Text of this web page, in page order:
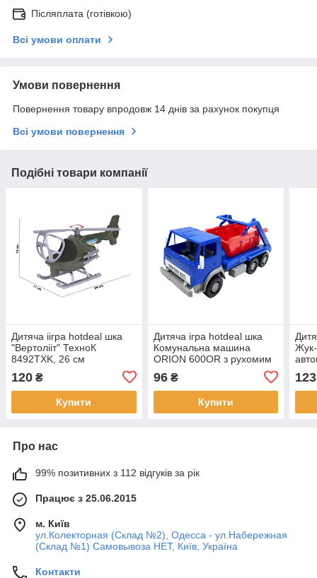
Післяплата (готівкою)
Всі умови оплати
Умови повернення
Повернення товару впродовж 14 днів за рахунок покупця
Всі умови повернення
Подібні товари компанії
Дитяча іігра hotdeal шка
"Вертолііт" ТехноК
8492TXK, 26 см
120 ₴
Купити
Дитяча ігра hotdeal шка
Комунальна машина
ORION 600OR з рухомим
96₴
Купити
123
Про нас
99% позитивних з 112 відгуків за рік
Працює з 25.06.2015
м. Київ
ул.Колекторная (Склад №2), Одесса - ул.Набережная
(Склад №1) Самовывоза НЕТ, Київ, Україна
Контакти